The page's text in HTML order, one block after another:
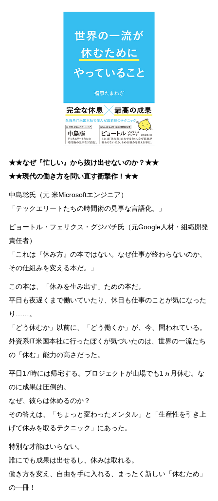
★★なぜ『忙しい』から抜け出せないのか？★★
★★現代の働き方を問い直す衝撃作！★★
中島聡氏（元 米Microsoftエンジニア）
「テックエリートたちの時間術の見事な言語化。」
ピョートル・フェリクス・グジバチ氏（元Google人材・組織開発
責任者）
「これは『休み方』の本ではない。なぜ仕事が終わらないのか、
その仕組みを変える本だ。」
この本は、「休みを生み出す」ための本だ。
平日も夜遅くまで働いていたり、休日も仕事のことが気になった
り……。
「どう休むか」以前に、「どう働くか」が、今、問われている。
外資系IT米国本社に行ったぼくが気づいたのは、世界の一流たち
の「休む」能力の高さだった。
平日17時には帰宅する。プロジェクトが山場でも1ヵ月休む。な
のに成果は圧倒的。
なぜ、彼らは休めるのか？
その答えは、「ちょっと変わったメンタル」と「生産性を引き上
げて休みを取るテクニック」にあった。
特別な才能はいらない。
誰にでも成果は出せるし、休みは取れる。
働き方を変え、自由を手に入れる、まったく新しい「休むため」
の一冊！